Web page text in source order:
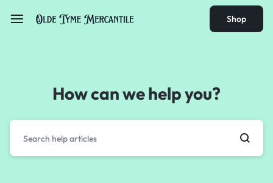
Shop
How can we help you?